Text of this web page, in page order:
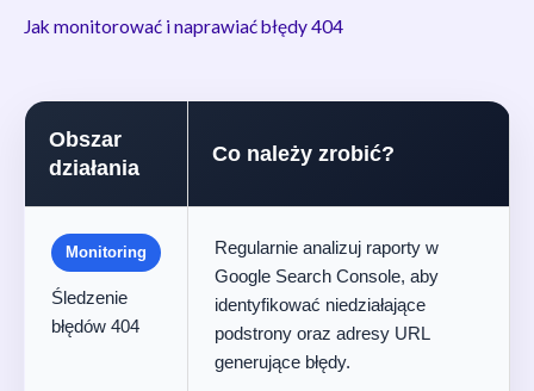
Jak monitorować i naprawiać błędy 404
Obszar
działania
Co należy zrobić?
Monitoring
Śledzenie
błędów 404
Regularnie analizuj raporty w
Google Search Console, aby
identyfikować niedziałające
podstrony oraz adresy URL
generujące błędy.